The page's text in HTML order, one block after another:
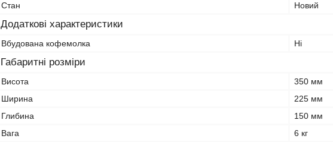
Стан
Новий
Додаткові характеристики
Вбудована кофемолка Ні
Габаритні розміри
Висота
350 мм
Ширина
225 мм
Глибина
150 мм
Вага
6 кг